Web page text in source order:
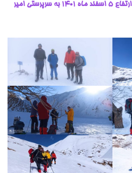
چهارمین جلسه عملی صعود به ارتفاع 5 اسفند ماه ۱۴۰۱ به سرپرستی امیر